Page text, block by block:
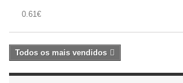
0.61€
Todos os mais vendidos